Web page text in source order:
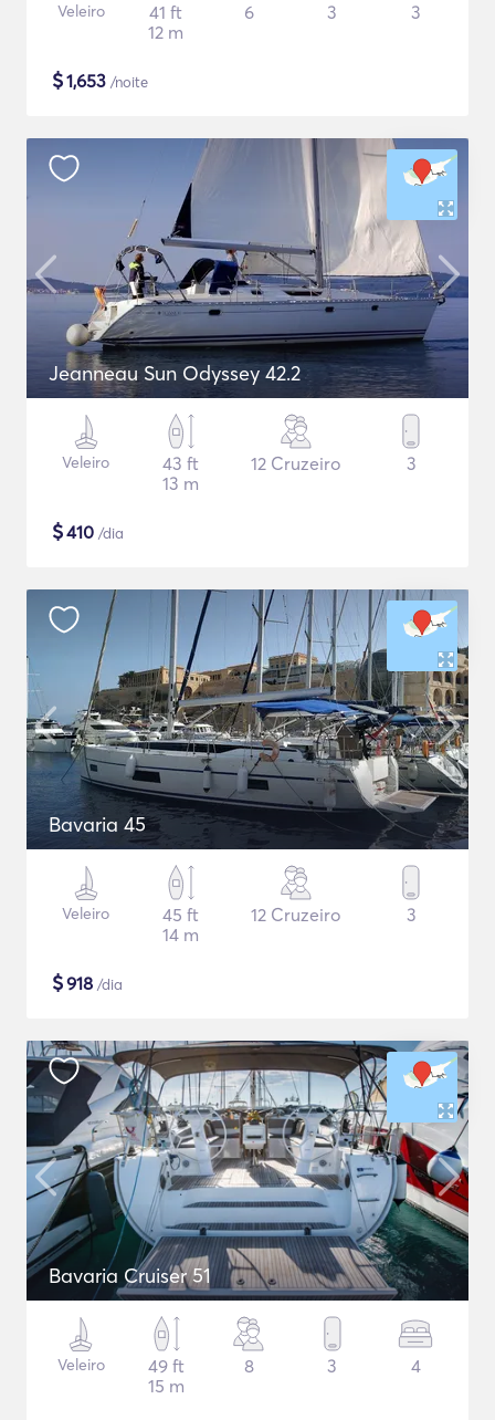
Veleiro
41 ft
12 m
6 3 3
$1,653 /noite
Jeanneau Sun Odyssey 42.2
Veleiro
43 ft
13 m
12 Cruzeiro 3
$410 /dia
Bavaria 45
Veleiro
45 ft
14 m
12 Cruzeiro 3
$918 /dia
Bavaria Cruiser 51
Veleiro
49 ft
15 m
8 3 4